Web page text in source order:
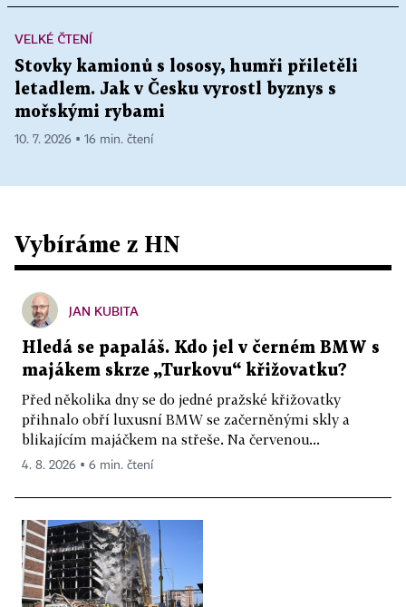
VELKÉ ČTENÍ
Stovky kamionů s lososy, humři přiletěli
letadlem. Jak v Česku vyrostl byznys s
mořskými rybami
10. 7. 2026 ▪ 16 min. čtení
Vybíráme z HN
JAN KUBITA
Hledá se papaláš. Kdo jel v černém BMW s
majákem skrze „Turkovu“ křižovatku?
Před několika dny se do jedné pražské křižovatky
přihnalo obří luxusní BMW se začerněnými skly a
blikajícím majáčkem na střeše. Na červenou...
4. 8. 2026 ▪ 6 min. čtení